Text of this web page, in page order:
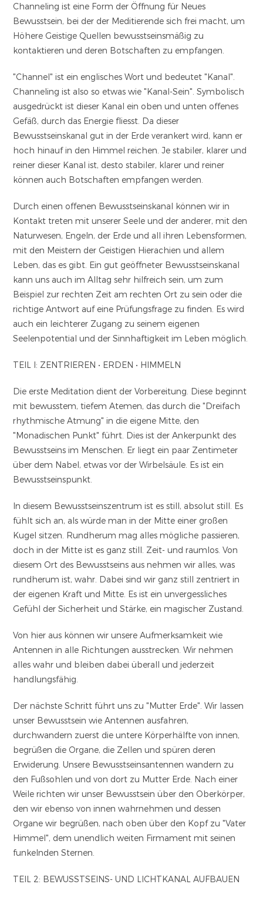
Channeling ist eine Form der Öffnung für Neues
Bewusstsein, bei der der Meditierende sich frei macht, um
Höhere Geistige Quellen bewusstseinsmäßig zu
kontaktieren und deren Botschaften zu empfangen.
"Channel" ist ein englisches Wort und bedeutet "Kanal".
Channeling ist also so etwas wie "Kanal-Sein". Symbolisch
ausgedrückt ist dieser Kanal ein oben und unten offenes
Gefäß, durch das Energie fliesst. Da dieser
Bewusstseinskanal gut in der Erde verankert wird, kann er
hoch hinauf in den Himmel reichen. Je stabiler, klarer und
reiner dieser Kanal ist, desto stabiler, klarer und reiner
können auch Botschaften empfangen werden.
Durch einen offenen Bewusstseinskanal können wir in
Kontakt treten mit unserer Seele und der anderer, mit den
Naturwesen, Engeln, der Erde und all ihren Lebensformen,
mit den Meistern der Geistigen Hierachien und allem
Leben, das es gibt. Ein gut geöffneter Bewusstseinskanal
kann uns auch im Alltag sehr hilfreich sein, um zum
Beispiel zur rechten Zeit am rechten Ort zu sein oder die
richtige Antwort auf eine Prüfungsfrage zu finden. Es wird
auch ein leichterer Zugang zu seinem eigenen
Seelenpotential und der Sinnhaftigkeit im Leben möglich.
TEIL I: ZENTRIEREN • ERDEN • HIMMELN
Die erste Meditation dient der Vorbereitung. Diese beginnt
mit bewusstem, tiefem Atemen, das durch die "Dreifach
rhythmische Atmung" in die eigene Mitte, den
"Monadischen Punkt" führt. Dies ist der Ankerpunkt des
Bewusstseins im Menschen. Er liegt ein paar Zentimeter
über dem Nabel, etwas vor der Wirbelsäule. Es ist ein
Bewusstseinspunkt.
In diesem Bewusstseinszentrum ist es still, absolut still. Es
fühlt sich an, als würde man in der Mitte einer großen
Kugel sitzen. Rundherum mag alles mögliche passieren,
doch in der Mitte ist es ganz still. Zeit- und raumlos. Von
diesem Ort des Bewusstseins aus nehmen wir alles, was
rundherum ist, wahr. Dabei sind wir ganz still zentriert in
der eigenen Kraft und Mitte. Es ist ein unvergessliches
Gefühl der Sicherheit und Stärke, ein magischer Zustand.
Von hier aus können wir unsere Aufmerksamkeit wie
Antennen in alle Richtungen ausstrecken. Wir nehmen
alles wahr und bleiben dabei überall und jederzeit
handlungsfähig.
Der nächste Schritt führt uns zu "Mutter Erde". Wir lassen
unser Bewusstsein wie Antennen ausfahren,
durchwandern zuerst die untere Körperhälfte von innen,
begrüßen die Organe, die Zellen und spüren deren
Erwiderung. Unsere Bewusstseinsantennen wandern zu
den Fußsohlen und von dort zu Mutter Erde. Nach einer
Weile richten wir unser Bewusstsein über den Oberkörper,
den wir ebenso von innen wahrnehmen und dessen
Organe wir begrüßen, nach oben über den Kopf zu "Vater
Himmel", dem unendlich weiten Firmament mit seinen
funkelnden Sternen.
TEIL 2: BEWUSSTSEINS- UND LICHTKANAL AUFBAUEN